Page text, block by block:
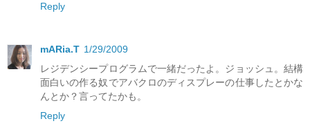
Reply
mARia.T 1/29/2009
レジデンシープログラムで一緒だったよ。ジョッシュ。結構
面白いの作る奴でアバクロのディスプレーの仕事したとかな
んとか？言ってたかも。
Reply